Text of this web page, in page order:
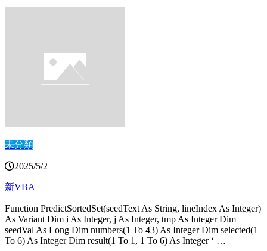
未分類
2025/5/2
新VBA
Function PredictSortedSet(seedText As String, lineIndex As Integer)
As Variant Dim i As Integer, j As Integer, tmp As Integer Dim
seedVal As Long Dim numbers(1 To 43) As Integer Dim selected(1
To 6) As Integer Dim result(1 To 1, 1 To 6) As Integer ‘ …